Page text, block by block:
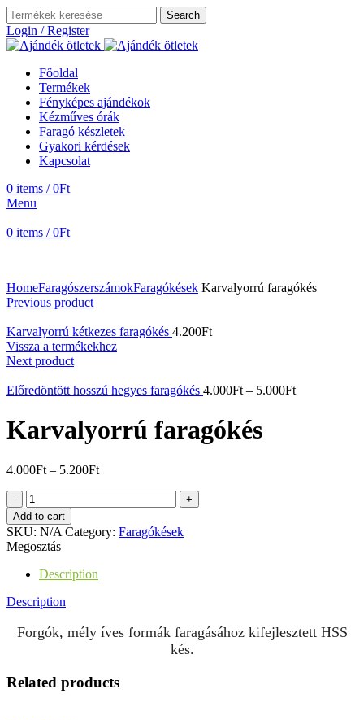
Search
Login / Register
Főoldal
Termékek
Fényképes ajándékok
Kézműves órák
Faragó készletek
Gyakori kérdések
Kapcsolat
0 items / 0Ft
Menu
0 items / 0Ft
HomeFaragószerszámokFaragókések Karvalyorrú faragókés
Previous product
Karvalyorrú kétkezes faragókés 4.200Ft
Vissza a termékekhez
Next product
Előredöntött hosszú hegyes faragókés 4.000Ft – 5.000Ft
Karvalyorrú faragókés
4.000Ft – 5.200Ft
Karvalyorrú
faragókés
quantity
Add to cart
SKU: N/A Category: Faragókések
Megosztás
Description
Description
Forgók, mély íves formák faragásához kifejlesztett HSS
kés.
Related products